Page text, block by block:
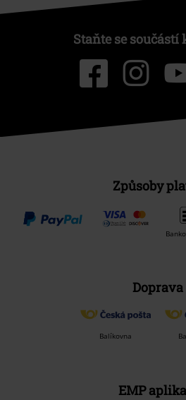
Staňte se
Způsoby
Doprava
Balíkovna
EMP